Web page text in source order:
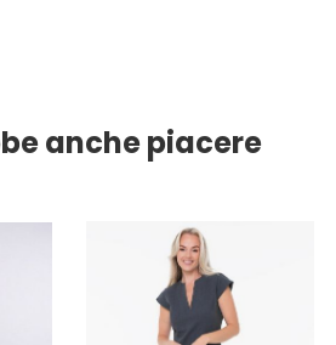
anche piacere